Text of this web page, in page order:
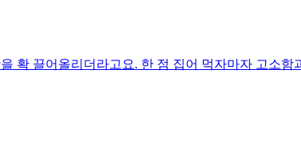
확 끌어올리더라고요. 한 점 집어 먹자마자 고소함